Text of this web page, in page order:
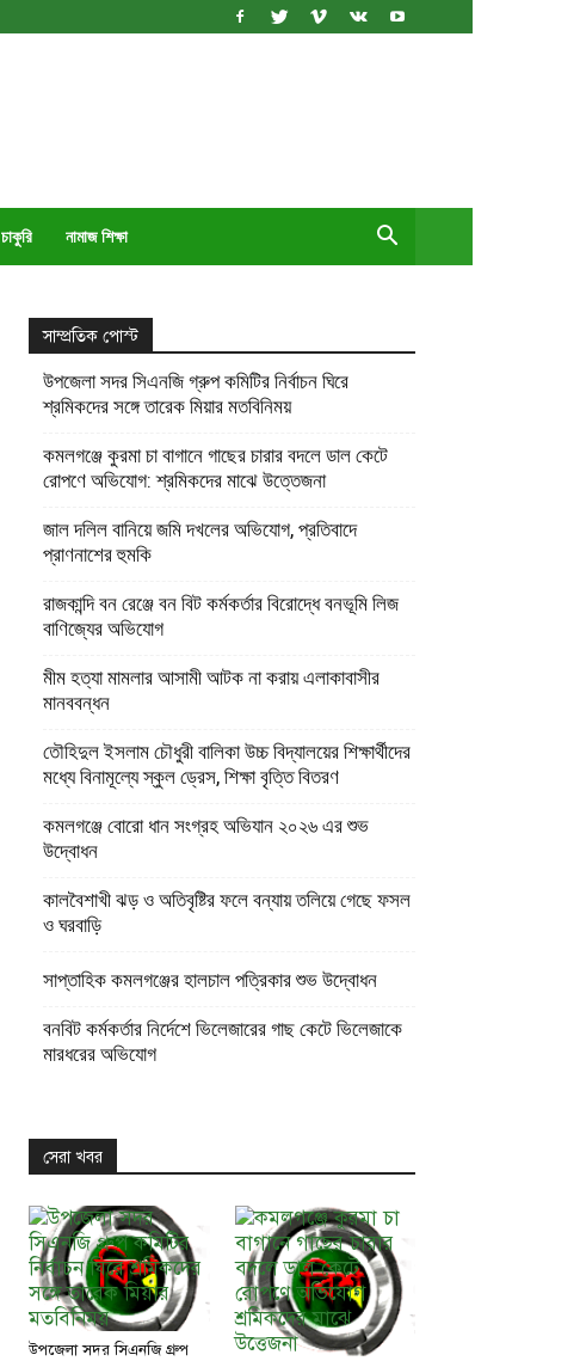
চাকুরি নামাজ শিক্ষা
সাম্প্রতিক পোস্ট
উপজেলা সদর সিএনজি গ্রুপ কমিটির নির্বাচন ঘিরে
শ্রমিকদের সঙ্গে তারেক মিয়ার মতবিনিময়
কমলগঞ্জে কুরমা চা বাগানে গাছের চারার বদলে ডাল কেটে
রোপণে অভিযোগ: শ্রমিকদের মাঝে উত্তেজনা
জাল দলিল বানিয়ে জমি দখলের অভিযোগ, প্রতিবাদে
প্রাণনাশের হুমকি
রাজকান্দি বন রেঞ্জে বন বিট কর্মকর্তার বিরোদ্ধে বনভূমি লিজ
বাণিজ্যের অভিযোগ
মীম হত্যা মামলার আসামী আটক না করায় এলাকাবাসীর
মানববন্ধন
তৌহিদুল ইসলাম চৌধুরী বালিকা উচ্চ বিদ্যালয়ের শিক্ষার্থীদের
মধ্যে বিনামূল্যে স্কুল ড্রেস, শিক্ষা বৃত্তি বিতরণ
কমলগঞ্জে বোরো ধান সংগ্রহ অভিযান ২০২৬ এর শুভ
উদ্বোধন
কালবৈশাখী ঝড় ও অতিবৃষ্টির ফলে বন্যায় তলিয়ে গেছে ফসল
ও ঘরবাড়ি
সাপ্তাহিক কমলগঞ্জের হালচাল পত্রিকার শুভ উদ্বোধন
বনবিট কর্মকর্তার নির্দেশে ভিলেজারের গাছ কেটে ভিলেজাকে
মারধরের অভিযোগ
সেরা খবর
উপজেলা সদর সিএনজি গ্রুপ